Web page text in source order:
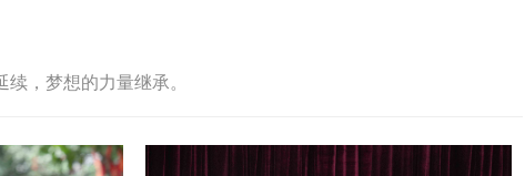
，梦想的力量继承。